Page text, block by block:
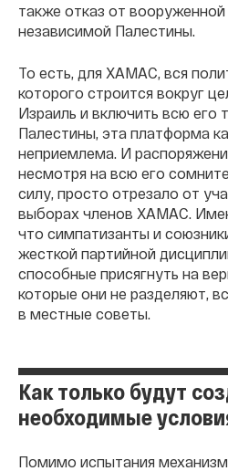
также отказ от
независимой Палестины.
То есть, для ХАМАС, вся
которого строится вокруг
Израиль и включить всю его
Палестины, эта платформа
неприемлема. И
несмотря на всю его
силу, просто отрезало от
выборах членов ХАМАС.
что симпатизанты и
жесткой партийной
способные присягнуть на
которые они не разделяют,
в местные советы.
Как только будут
необходимые
Помимо испытания